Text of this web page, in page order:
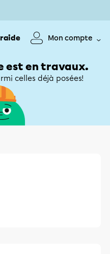
Mon compte
est en travaux.
celles déjà posées!